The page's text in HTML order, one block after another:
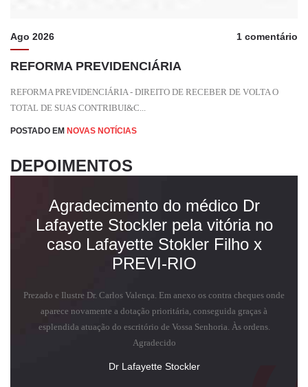
Ago 2026 1 comentário
REFORMA PREVIDENCIÁRIA
REFORMA PREVIDENCIÁRIA - DIREITO DE RECEBER DE VOLTA O
TOTAL DE SUAS CONTRIBUI&C...
POSTADO EM NOVAS NOTÍCIAS
DEPOIMENTOS
Agradecimento do médico Dr
Lafayette Stockler pela vitória no
caso Lafayette Stokler Filho x
PREVI-RIO
Prezado e Ilustre Dr. Carlos Valença. Em anexo os contra cheques onde
aparece novamente a dotação prioritária, conseguida graças à
esplendida atuação do escritório de Vossa Senhoria. Às ordens.
Agradecido
Dr Lafayette Stockler